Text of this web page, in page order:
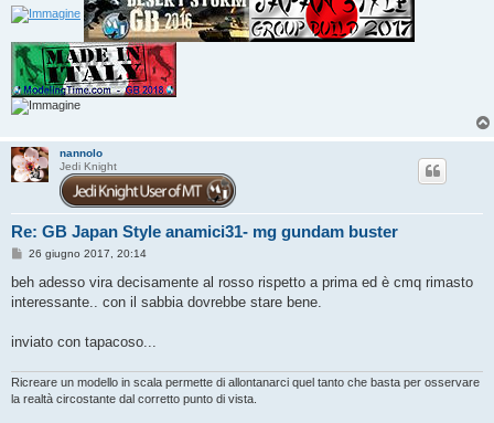
nannolo
Jedi Knight
Re: GB Japan Style anamici31- mg gundam buster
M
s
a
i
26 giugno 2017, 20:14
beh adesso vira decisamente al rosso rispetto a prima ed è cmq rimasto
interessante.. con il sabbia dovrebbe stare bene.
inviato con tapacoso...
Ricreare un modello in scala permette di allontanarci quel tanto che basta per osservare
la realtà circostante dal corretto punto di vista.